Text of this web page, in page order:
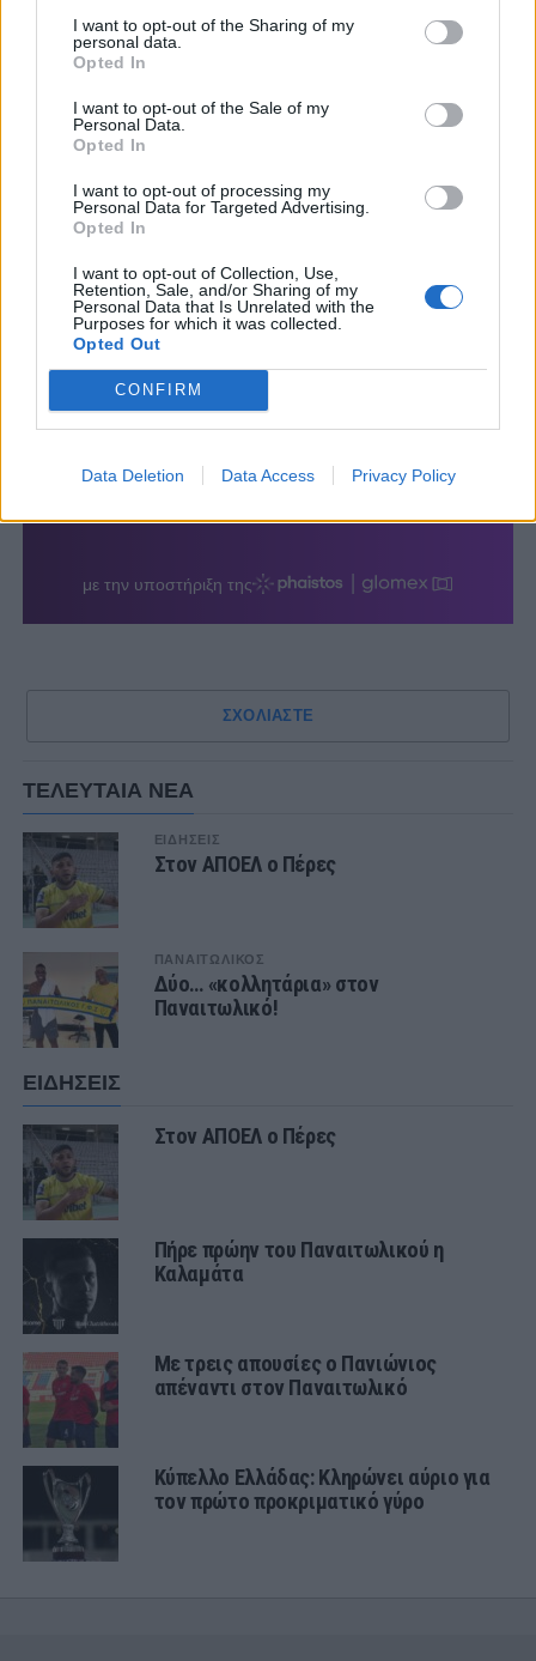
I want to opt-out of the Sharing of my
personal data.
Opted In
I want to opt-out of the Sale of my
Personal Data.
Opted In
I want to opt-out of processing my
Personal Data for Targeted Advertising.
Opted In
I want to opt-out of Collection, Use,
Retention, Sale, and/or Sharing of my
Personal Data that Is Unrelated with the
Purposes for which it was collected.
Opted Out
CONFIRM
Data Deletion Data Access Privacy Policy
ΣΧΟΛΙΑΣΤΕ
ΤΕΛΕΥΤΑΙΑ ΝΕΑ
ΕΙΔΗΣΕΙΣ
Στον ΑΠΟΕΛ ο Πέρες
ΠΑΝΑΙΤΩΛΙΚΟΣ
Δύο… «κολλητάρια» στον
Παναιτωλικό!
ΕΙΔΗΣΕΙΣ
Στον ΑΠΟΕΛ ο Πέρες
Πήρε πρώην του Παναιτωλικού η
Καλαμάτα
Με τρεις απουσίες ο Πανιώνιος
απέναντι στον Παναιτωλικό
Κύπελλο Ελλάδας: Κληρώνει αύριο για
τον πρώτο προκριματικό γύρο